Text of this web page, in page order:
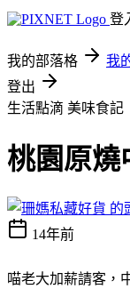
登
我的部落格 我
登出
生活點滴 美味食記
桃園原燒
14年前
喵老大加薪請客，